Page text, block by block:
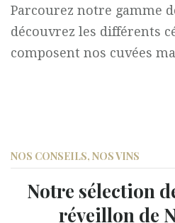
Parcourez notre gamme
découvrez les différents
composent nos cuvées
NOS CONSEILS, NOS VINS
Notre sélection
réveillon de